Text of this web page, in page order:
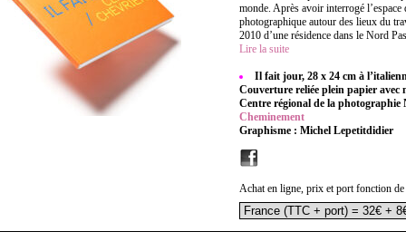
monde. Après avoir interrogé l’espace
photographique autour des lieux du
2010 d’une résidence dans le Nord
Lire la suite
Il fait jour, 28 x 24 cm à
Couverture reliée plein papier avec
Centre régional de la photographie
Cheminement
Graphisme : Michel Lepetitdidier
Achat en ligne, prix et port fonction de